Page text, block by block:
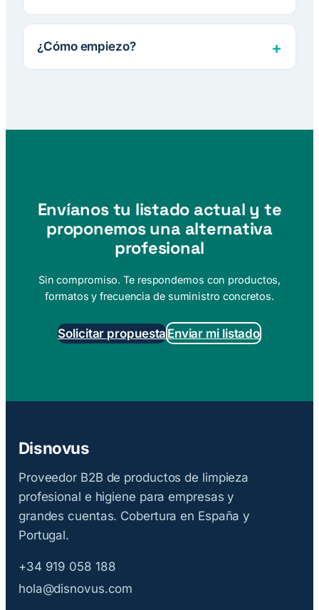
¿Cómo empiezo?
Envíanos tu listado actual y te
proponemos una alternativa
profesional
Sin compromiso. Te respondemos con productos,
formatos y frecuencia de suministro concretos.
Solicitar propuestaEnviar mi listado
Disnovus
Proveedor B2B de productos de limpieza
profesional e higiene para empresas y
grandes cuentas. Cobertura en España y
Portugal.
+34 919 058 188
hola@disnovus.com